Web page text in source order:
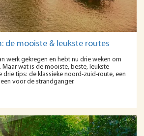
de mooiste & leukste routes
werk gekregen en hebt nu drie weken om
Maar wat is de mooiste, beste, leukste
drie tips: de klassieke noord-zuid-route, een
voor de strandganger.